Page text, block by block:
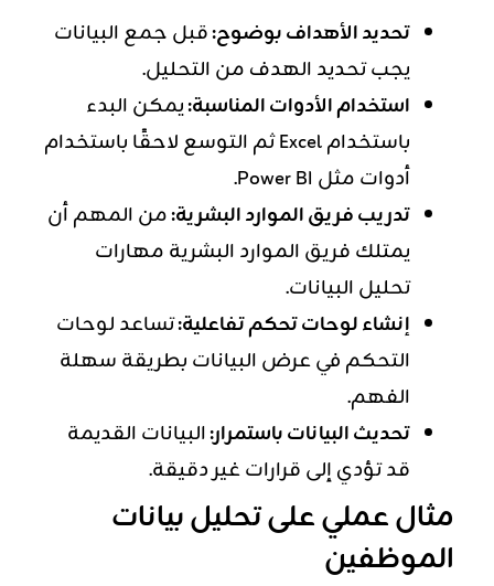
تحديد الأهداف بوضوح:قبل جمع البيانات
يجب تحديد الهدف من التحليل.
استخدام الأدوات المناسبة:يمكن البدء
باستخدام Excel ثم التوسع لاحقًا باستخدام
أدوات مثل Power BI.
تدريب فريق الموارد البشرية:من المهم أن
يمتلك فريقالموارد البشريةمهارات
تحليل البيانات.
إنشاء لوحات تحكم تفاعلية:تساعد لوحات
التحكم في عرض البيانات بطريقة سهلة
الفهم.
تحديث البيانات باستمرار:البيانات القديمة
قد تؤدي إلى قرارات غير دقيقة.
مثال عملي على تحليل بيانات
الموظفين